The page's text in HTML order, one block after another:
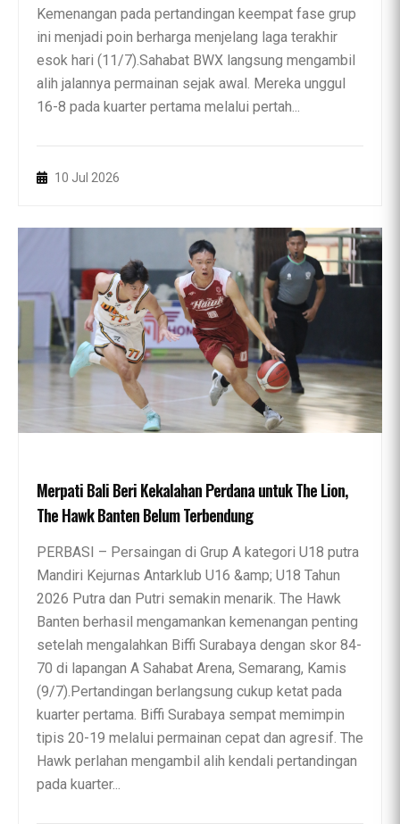
Kemenangan pada pertandingan keempat fase grup
ini menjadi poin berharga menjelang laga terakhir
esok hari (11/7).Sahabat BWX langsung mengambil
alih jalannya permainan sejak awal. Mereka unggul
16-8 pada kuarter pertama melalui pertah...
10 Jul 2026
Merpati Bali Beri Kekalahan Perdana untuk The Lion,
The Hawk Banten Belum Terbendung
PERBASI – Persaingan di Grup A kategori U18 putra
Mandiri Kejurnas Antarklub U16 &amp; U18 Tahun
2026 Putra dan Putri semakin menarik. The Hawk
Banten berhasil mengamankan kemenangan penting
setelah mengalahkan Biffi Surabaya dengan skor 84-
70 di lapangan A Sahabat Arena, Semarang, Kamis
(9/7).Pertandingan berlangsung cukup ketat pada
kuarter pertama. Biffi Surabaya sempat memimpin
tipis 20-19 melalui permainan cepat dan agresif. The
Hawk perlahan mengambil alih kendali pertandingan
pada kuarter...